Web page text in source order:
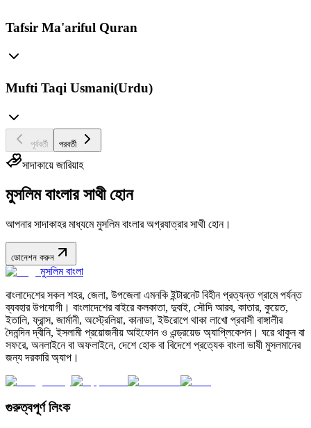
Tafsir Ma'ariful Quran
Mufti Taqi Usmani(Urdu)
পূর্ববর্তী পরবর্তী
সাদাকায়ে জারিয়াহ
মুসলিম বাংলার সাথী হোন
আপনার সাদাকাহর মাধ্যমে মুসলিম বাংলার অগ্রযাত্রার সাথী হোন।
ডোনেশন করুন
মুসলিম বাংলা
বাংলাদেশের সকল শহর, জেলা, উপজেলা এমনকি ইন্টারনেট বিহীন প্রত্যন্ত গ্রামে পর্যন্ত
ব্যবহার উপযোগী। বাংলাদেশের বাইরে কলকাতা, দুবাই, সৌদি আরব, কাতার, কুয়েত,
ইতালি, ফ্রান্স, জার্মানী, অস্ট্রেলিয়া, কানাডা, ইউরোপে থাকা লাখো প্রবাসী বাঙ্গালীর
দৈনন্দিন দ্বীনি, ইসলামী প্রয়োজনীয় আইফোন ও এন্ড্রয়েড অ্যাপ্লিকেশন। ঘরে থাকুন বা
সফরে, অনলাইনে বা অফলাইনে, দেশে হোক বা বিদেশে প্রত্যেক বাংলা ভাষী মুসলমানের
জন্য দরকারি অ্যাপ।
গুরুত্বপূর্ণ লিংক